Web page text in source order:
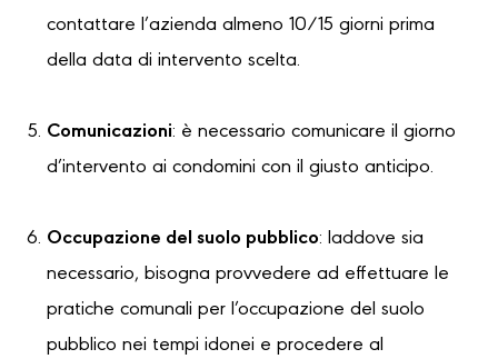
contattare l’azienda almeno 10/15 giorni prima
della data di intervento scelta.
Comunicazioni: è necessario comunicare il giorno
d’intervento ai condomini con il giusto anticipo.
Occupazione del suolo pubblico: laddove sia
necessario, bisogna provvedere ad effettuare le
pratiche comunali per l’occupazione del suolo
pubblico nei tempi idonei e procedere al